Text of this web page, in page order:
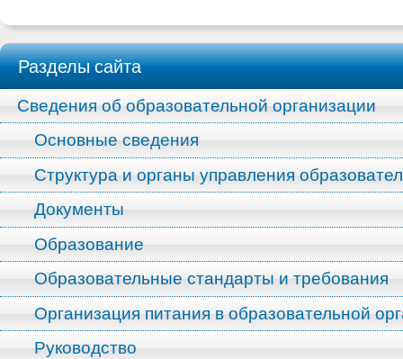
Разделы сайта
Сведения об образовательной организации
Основные сведения
Структура и органы управления
Документы
Образование
Образовательные стандарты и требования
Организация питания в образовательной
Руководство